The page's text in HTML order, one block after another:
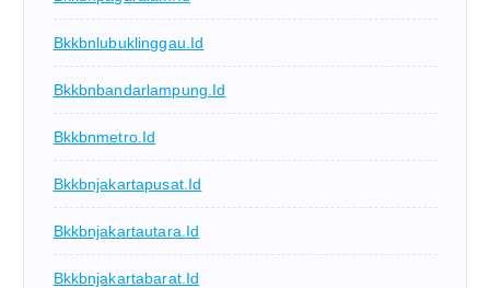
Bkkbnlubuklinggau.id
Bkkbnbandarlampung.id
Bkkbnmetro.id
Bkkbnjakartapusat.id
Bkkbnjakartautara.id
Bkkbnjakartabarat.id